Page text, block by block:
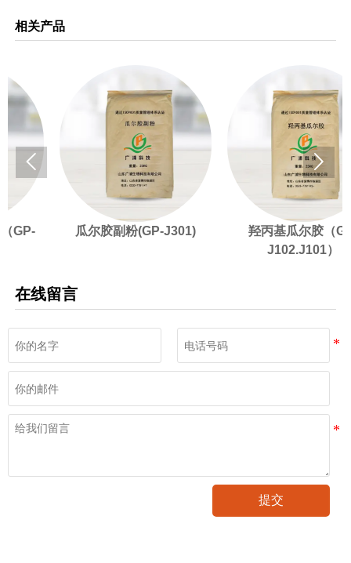
相关产品
瓜尔胶副粉(GP-J301)
羟丙基瓜尔胶（GP-
J102.J101）
 
在线留言
提交